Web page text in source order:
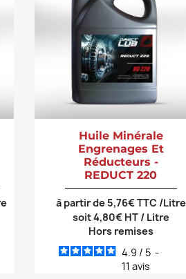
Huile Minérale
Engrenages Et
Réducteurs -
REDUCT 220
à partir de 5,76€ TTC /Litre
soit 4,80€ HT / Litre
Hors remises
4.9 / 5 -
11 avis